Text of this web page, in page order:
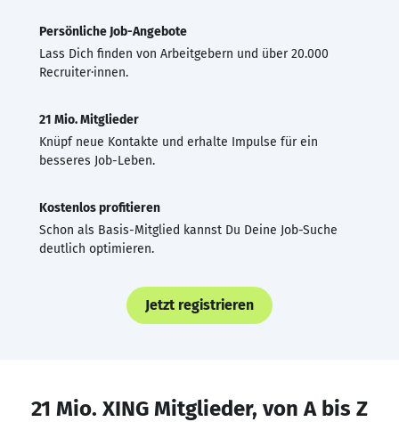
Persönliche Job-Angebote
Lass Dich finden von Arbeitgebern und über 20.000
Recruiter·innen.
21 Mio. Mitglieder
Knüpf neue Kontakte und erhalte Impulse für ein
besseres Job-Leben.
Kostenlos profitieren
Schon als Basis-Mitglied kannst Du Deine Job-Suche
deutlich optimieren.
Jetzt registrieren
21 Mio. XING Mitglieder, von A bis Z